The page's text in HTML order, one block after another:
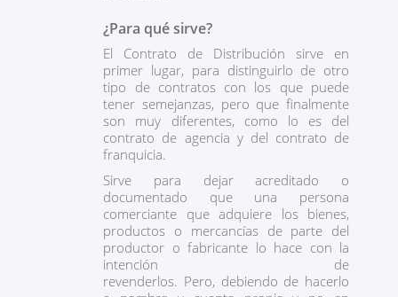
¿Para qué sirve?
El Contrato de Distribución sirve en
primer lugar, para distinguirlo de otro
tipo de contratos con los que puede
tener semejanzas, pero que finalmente
son muy diferentes, como lo es del
contrato de agencia y del contrato de
franquicia.
Sirve para dejar acreditado o
documentado que una persona
comerciante que adquiere los bienes,
productos o mercancías de parte del
productor o fabricante lo hace con la
intención de
revenderlos. Pero, debiendo de hacerlo